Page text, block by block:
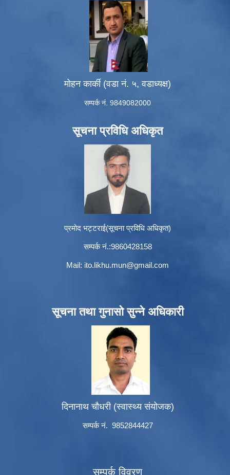
मोहन कार्की (वडा नं. ५, वडाध्यक्ष)
सम्पर्क नं. 9849082000
सूचना प्रविधि अधिकृत
प्रमोद भट्टराई(सूचना प्रविधि अधिकृत)
सम्पर्क नं.:9860428158
Mail: ito.likhu.mun@gmail.com
सूचना तथा गुनासो सुन्ने अधिकारी
दिनानाथ चौधरी (स्वास्थ्य संयोजक)
सम्पर्क नं. 9852844427
सम्पर्क विवरण